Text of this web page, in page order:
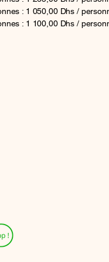
: 1 050,00 Dhs /
: 1 100,00 Dhs /